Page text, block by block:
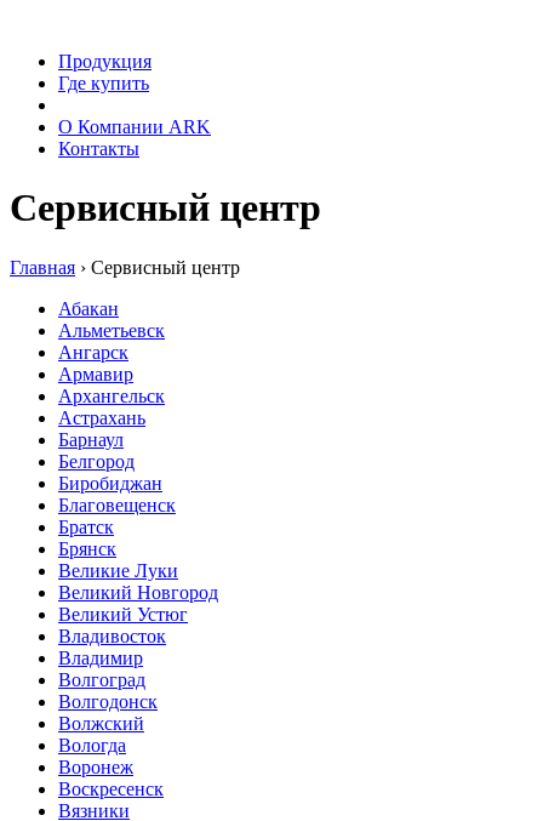
Продукция
Где купить
О Компании ARK
Контакты
Сервисный центр
Главная › Сервисный центр
Абакан
Альметьевск
Ангарск
Армавир
Архангельск
Астрахань
Барнаул
Белгород
Биробиджан
Благовещенск
Братск
Брянск
Великие Луки
Великий Новгород
Великий Устюг
Владивосток
Владимир
Волгоград
Волгодонск
Волжский
Вологда
Воронеж
Воскресенск
Вязники